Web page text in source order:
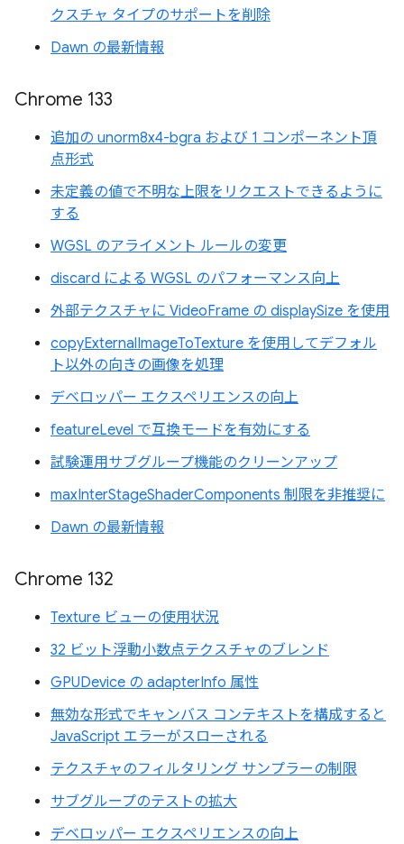
クスチャ タイプのサポートを削除
Dawn の最新情報
Chrome 133
追加の unorm8x4-bgra および 1 コンポーネント頂
点形式
未定義の値で不明な上限をリクエストできるように
する
WGSL のアライメント ルールの変更
discard による WGSL のパフォーマンス向上
外部テクスチャに VideoFrame の displaySize を使用
copyExternalImageToTexture を使用してデフォル
ト以外の向きの画像を処理
デベロッパー エクスペリエンスの向上
featureLevel で互換モードを有効にする
試験運用サブグループ機能のクリーンアップ
maxInterStageShaderComponents 制限を非推奨に
Dawn の最新情報
Chrome 132
Texture ビューの使用状況
32 ビット浮動小数点テクスチャのブレンド
GPUDevice の adapterInfo 属性
無効な形式でキャンバス コンテキストを構成すると
JavaScript エラーがスローされる
テクスチャのフィルタリング サンプラーの制限
サブグループのテストの拡大
デベロッパー エクスペリエンスの向上